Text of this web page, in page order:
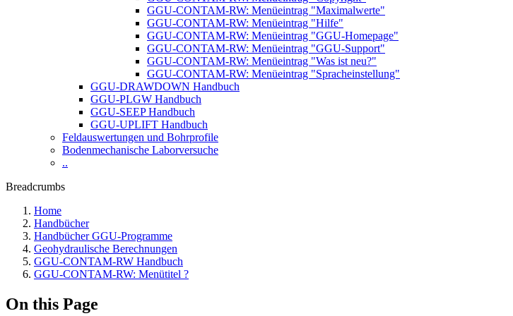
GGU-CONTAM-RW: Menüeintrag "Maximalwerte"
GGU-CONTAM-RW: Menüeintrag "Hilfe"
GGU-CONTAM-RW: Menüeintrag "GGU-Homepage"
GGU-CONTAM-RW: Menüeintrag "GGU-Support"
GGU-CONTAM-RW: Menüeintrag "Was ist neu?"
GGU-CONTAM-RW: Menüeintrag "Spracheinstellung"
GGU-DRAWDOWN Handbuch
GGU-PLGW Handbuch
GGU-SEEP Handbuch
GGU-UPLIFT Handbuch
Feldauswertungen und Bohrprofile
Bodenmechanische Laborversuche
..
Breadcrumbs
Home
Handbücher
Handbücher GGU-Programme
Geohydraulische Berechnungen
GGU-CONTAM-RW Handbuch
GGU-CONTAM-RW: Menütitel ?
On this Page